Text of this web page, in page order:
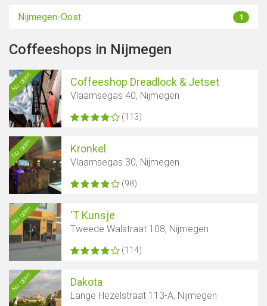
Nijmegen-Oost 1
Coffeeshops in Nijmegen
Nu open Coffeeshop Dreadlock & Jetset
Vlaamsegas 40, Nijmegen
(113)
Nu open Kronkel
Vlaamsegas 30, Nijmegen
(98)
Nu open 'T Kunsje
Tweede Walstraat 108, Nijmegen
(114)
Nu open Dakota
Lange Hezelstraat 113-A, Nijmegen